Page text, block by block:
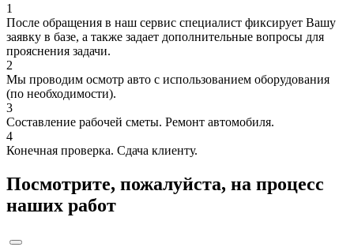
1
После обращения в наш сервис специалист фиксирует Вашу
заявку в базе, а также задает дополнительные вопросы для
прояснения задачи.
2
Мы проводим осмотр авто с использованием оборудования
(по необходимости).
3
Составление рабочей сметы. Ремонт автомобиля.
4
Конечная проверка. Сдача клиенту.
Посмотрите, пожалуйста, на процесс
наших работ